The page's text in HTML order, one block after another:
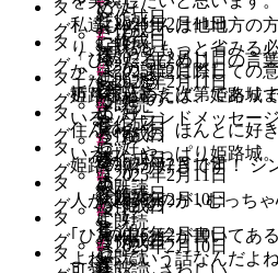
に“好
き”が
深
ま
る“姫”の
ま
ち
ど
に“好
き”が
深
ま
る“姫”の
ま
ち
め
た
る
ひ
め
じ
作成日
2025年2月11日
既読
住
む
ほ
ど
に“好
き”が
深
ま
る“姫”の
ま
ち
2025年2月11日
既読
#
住
む
ほ
ど
に“好
き”が
深
ま
る“姫”の
ま
作成日
2025年2月11日
既読
タ
グ
#
ひ
め
た
る
ひ
め
じ
作成日
2025年2月11日
既読
タ
グ
#
住
む
ほ
ど
に“好
き”が
深
私達ひめじんは他地方の
り、自らをもっと省みる
か。その課題に際しての
祈りを込めた次第であり
作成日
2025年2月11日
既読
タ
グ
#
ひ
め
た
る
ひ
「ひめたるひめじ」の言
エなぁ～🤓
作成日
2025年2月11日
既読
タ
グ
#
住
む
ほ
ど
姫路市と言えば、姫路城
いる、ブランドメッセー
作成日
2025年2月10日
既読
タ
グ
#
住
む
住んでみて、ほんとに好
いえば、やっぱり姫路城
作成日
2025年2月10日
既読
タ
グ
#
住
姫路の街が好きです！ シ
作成日
2025年2月10日
タ
グ
人が交わるのが ､むっち
作成日
タ
｢ひ｣の中に絵が書いてあ
よねっていう話なんだよ